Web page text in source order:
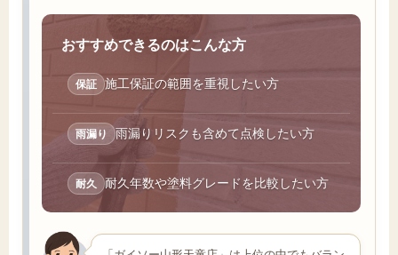
おすすめできるのはこんな方
保証 施工保証の範囲を重視したい方
雨漏り 雨漏りリスクも含めて点検したい方
耐久 耐久年数や塗料グレードを比較したい方